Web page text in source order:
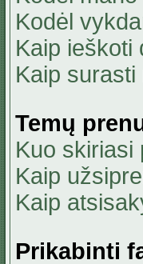
Kodėl
Kaip ieškoti
Kaip
Temų
Kuo skiriasi
Kaip
Kaip
Prikabinti